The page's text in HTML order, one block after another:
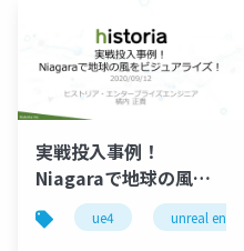
実戦投入事例！
Niagaraで地球の風を
ビジュアライズ！
ue4 unreal engine